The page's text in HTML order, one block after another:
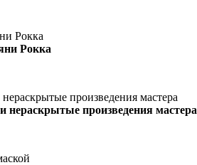
Рокка
нераскрытые произведения мастера